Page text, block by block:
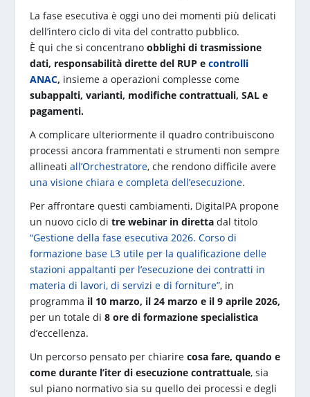
La fase esecutiva è oggi uno dei momenti più delicati
dell’intero ciclo di vita del contratto pubblico.
È qui che si concentrano obblighi di trasmissione
dati, responsabilità dirette del RUP e controlli
ANAC, insieme a operazioni complesse come
subappalti, varianti, modifiche contrattuali, SAL e
pagamenti.
A complicare ulteriormente il quadro contribuiscono
processi ancora frammentati e strumenti non sempre
allineati all’Orchestratore, che rendono difficile avere
una visione chiara e completa dell’esecuzione.
Per affrontare questi cambiamenti, DigitalPA propone
un nuovo ciclo di tre webinar in diretta dal titolo
“Gestione della fase esecutiva 2026. Corso di
formazione base L3 utile per la qualificazione delle
stazioni appaltanti per l’esecuzione dei contratti in
materia di lavori, di servizi e di forniture”, in
programma il 10 marzo, il 24 marzo e il 9 aprile 2026,
per un totale di 8 ore di formazione specialistica
d’eccellenza.
Un percorso pensato per chiarire cosa fare, quando e
come durante l’iter di esecuzione contrattuale, sia
sul piano normativo sia su quello dei processi e degli